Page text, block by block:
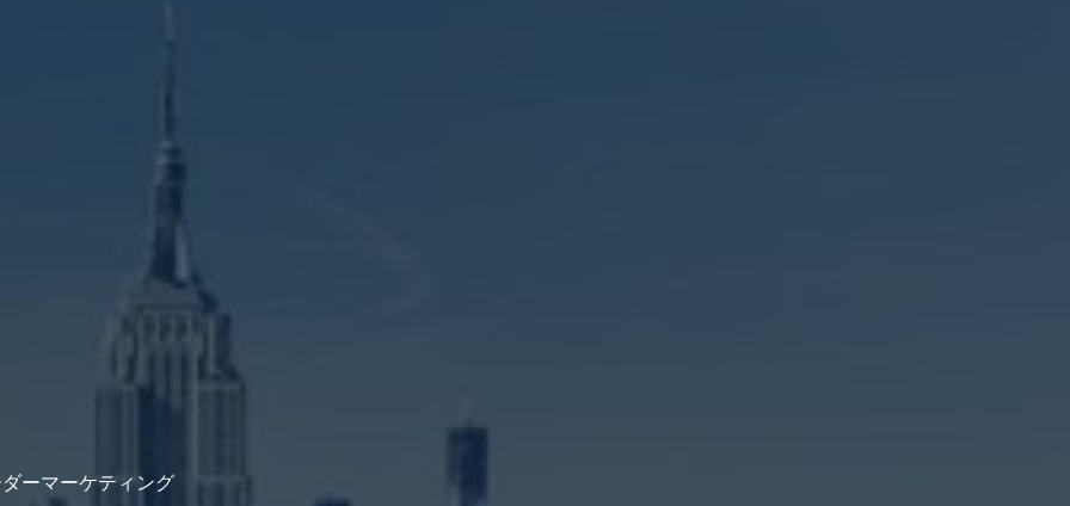
ーマーケティング